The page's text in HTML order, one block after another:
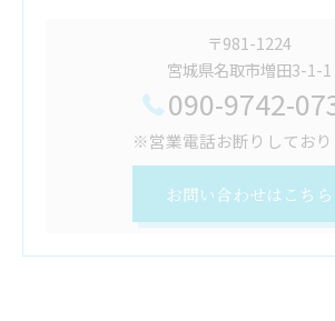
〒981-1224
宮城県名取市増田3-1-1
090-9742-
※営業電話お断りしてお
お問い合わせはこちら